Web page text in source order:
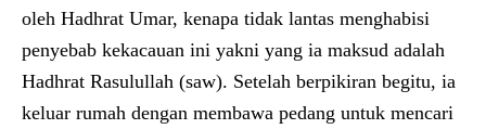
oleh Hadhrat Umar, kenapa tidak lantas menghabisi
penyebab kekacauan ini yakni yang ia maksud adalah
Hadhrat Rasulullah (saw). Setelah berpikiran begitu, ia
keluar rumah dengan membawa pedang untuk mencari